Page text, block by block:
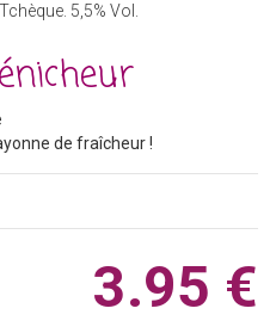
5,5% Vol.
de fraîcheur !
3.95 €